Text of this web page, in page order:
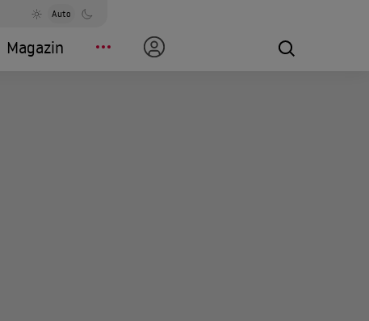
Auto
Magazin